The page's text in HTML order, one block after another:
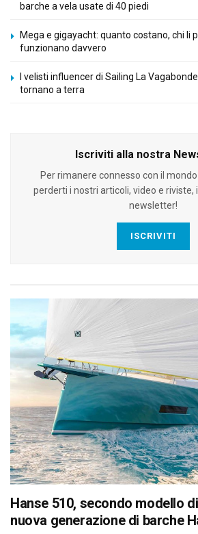
barche a vela usate di 40 piedi
Mega e gigayacht: quanto costano, chi li
funzionano davvero
I velisti influencer di Sailing La
tornano a terra
Iscriviti alla nostra
Per rimanere connesso con il
perderti i nostri articoli, video e riviste,
newsletter!
ISCRIVITI
Hanse 510, secondo modello
nuova generazione di barche